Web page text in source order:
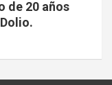
de 20 años